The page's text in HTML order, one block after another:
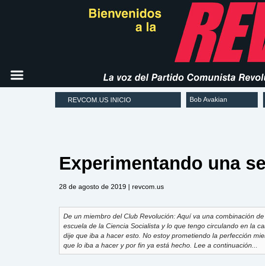
REVCOM.US INICIO Bob Avakian
Experimentando una
28 de agosto de 2019 | revcom.us
De un miembro del Club Revolución: Aquí va una combinación
escuela de la Ciencia Socialista y lo que tengo circulando en la
dije que iba a hacer esto. No estoy prometiendo la perfección
que lo iba a hacer y por fin ya está hecho. Lee a continuación...